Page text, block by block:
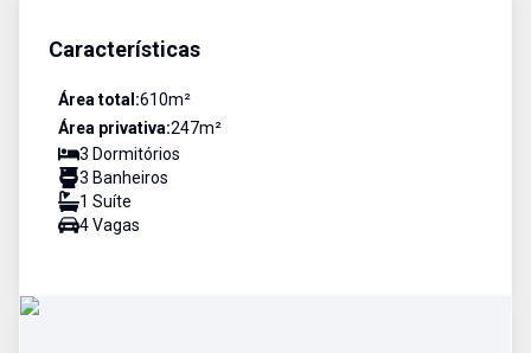
Características
Área total:610m²
Área privativa:247m²
3 Dormitórios
3 Banheiros
1 Suíte
4Vagas